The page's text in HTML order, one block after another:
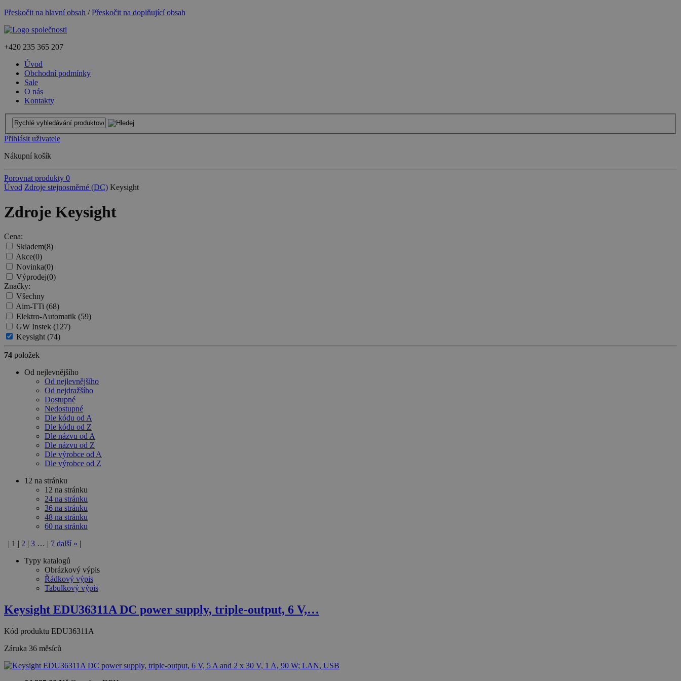
Přeskočit na hlavní obsah /Přeskočit na doplňující obsah
+420 235 365 207
Úvod
Obchodní podmínky
Sale
O nás
Kontakty
Přihlásit uživatele
Nákupní košík
Porovnat produkty 0
Úvod Zdroje stejnosměrné (DC) Keysight
Zdroje Keysight
Cena:
Skladem(8)
Akce(0)
Novinka(0)
Výprodej(0)
Značky:
Všechny
Aim-TTi (68)
Elektro-Automatik (59)
GW Instek (127)
Keysight(74)
74 položek
Od nejlevnějšího
Od nejlevnějšího
Od nejdražšího
Dostupné
Nedostupné
Dle kódu od A
Dle kódu od Z
Dle názvu od A
Dle názvu od Z
Dle výrobce od A
Dle výrobce od Z
12 na stránku
12 na stránku
24 na stránku
36 na stránku
48 na stránku
60 na stránku
1 2 3 … 7 další »
Typy katalogů
Obrázkový výpis
Řádkový výpis
Tabulkový výpis
Keysight EDU36311A DC power supply, triple-output, 6 V,…
Kód produktu EDU36311A
Záruka 36 měsíců